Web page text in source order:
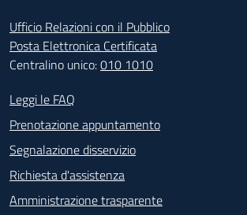
Ufficio Relazioni con il Pubblico
Posta Elettronica Certificata
Centralino unico:010 1010
Footer - Contatti
Leggi le FAQ
Prenotazione appuntamento
Segnalazione disservizio
Richiesta d'assistenza
Amministrazione trasparente